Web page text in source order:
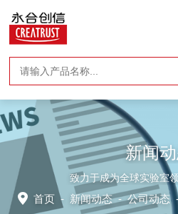
新闻
致力于成为全球实验室
首页 - 新闻动态-公司动态